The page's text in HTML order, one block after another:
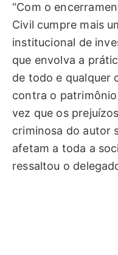
“Com o
Civil cumpre mais
institucional de
que envolva a
de todo e qualquer
contra o
vez que os
criminosa do autor
afetam a toda a
ressaltou o